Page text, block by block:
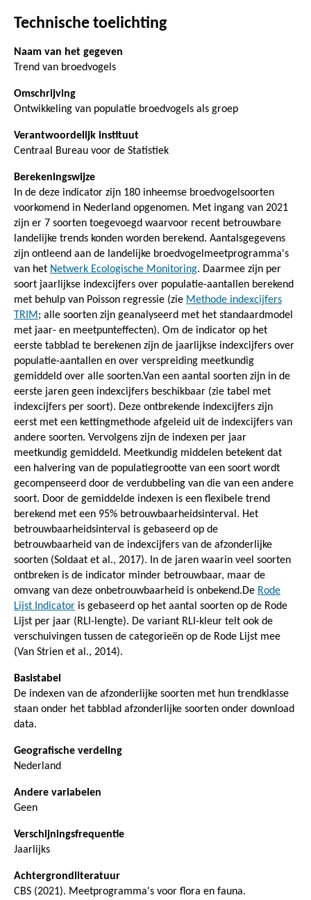
Technische toelichting
Naam van het gegeven
Trend van broedvogels
Omschrijving
Ontwikkeling van populatie broedvogels als groep
Verantwoordelijk instituut
Centraal Bureau voor de Statistiek
Berekeningswijze
In de deze indicator zijn 180 inheemse broedvogelsoorten
voorkomend in Nederland opgenomen. Met ingang van 2021
zijn er 7 soorten toegevoegd waarvoor recent betrouwbare
landelijke trends konden worden berekend. Aantalsgegevens
zijn ontleend aan de landelijke broedvogelmeetprogramma's
van het Netwerk Ecologische Monitoring. Daarmee zijn per
soort jaarlijkse indexcijfers over populatie-aantallen berekend
met behulp van Poisson regressie (zie Methode indexcijfers
TRIM; alle soorten zijn geanalyseerd met het standaardmodel
met jaar- en meetpunteffecten). Om de indicator op het
eerste tabblad te berekenen zijn de jaarlijkse indexcijfers over
populatie-aantallen en over verspreiding meetkundig
gemiddeld over alle soorten.Van een aantal soorten zijn in de
eerste jaren geen indexcijfers beschikbaar (zie tabel met
indexcijfers per soort). Deze ontbrekende indexcijfers zijn
eerst met een kettingmethode afgeleid uit de indexcijfers van
andere soorten. Vervolgens zijn de indexen per jaar
meetkundig gemiddeld. Meetkundig middelen betekent dat
een halvering van de populatiegrootte van een soort wordt
gecompenseerd door de verdubbeling van die van een andere
soort. Door de gemiddelde indexen is een flexibele trend
berekend met een 95% betrouwbaarheidsinterval. Het
betrouwbaarheidsinterval is gebaseerd op de
betrouwbaarheid van de indexcijfers van de afzonderlijke
soorten (Soldaat et al., 2017). In de jaren waarin veel soorten
ontbreken is de indicator minder betrouwbaar, maar de
omvang van deze onbetrouwbaarheid is onbekend.De Rode
Lijst Indicator is gebaseerd op het aantal soorten op de Rode
Lijst per jaar (RLI-lengte). De variant RLI-kleur telt ook de
verschuivingen tussen de categorieën op de Rode Lijst mee
(Van Strien et al., 2014).
Basistabel
De indexen van de afzonderlijke soorten met hun trendklasse
staan onder het tabblad afzonderlijke soorten onder download
data.
Geografische verdeling
Nederland
Andere variabelen
Geen
Verschijningsfrequentie
Jaarlijks
Achtergrondliteratuur
CBS (2021). Meetprogramma's voor flora en fauna.